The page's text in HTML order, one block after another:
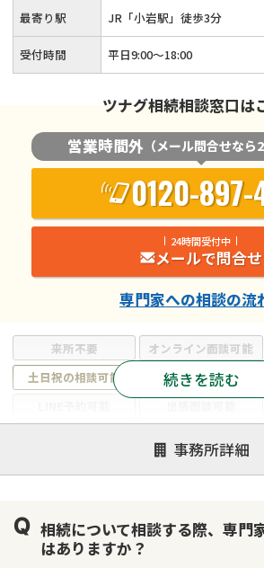
来所不要 オンライン面談可能
土日祝の相談可能
19時以降電話可能
遺言書作成・遺言執行
相続放棄
相続手続き
銀行手続き
成年後見・任意後見
続きを読む
最寄り駅 JR「小岩駅」徒歩3分
受付時間 平日9:00～18:00
ツナグ相続相談窓口は
営業時間外 （メール問合せなら
0120-
24時間受付中
メールで問合せ
専門家への相談の流
事務所詳細
相続について相談する際、専門
はありますか？